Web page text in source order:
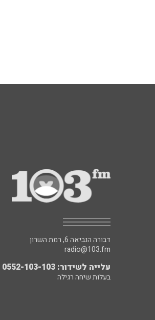
דבורה הנביאה 6, רמת השרון
radio@103.fm
עלייה לשידור: 0552-103-103
בעלות שיחה רגילה